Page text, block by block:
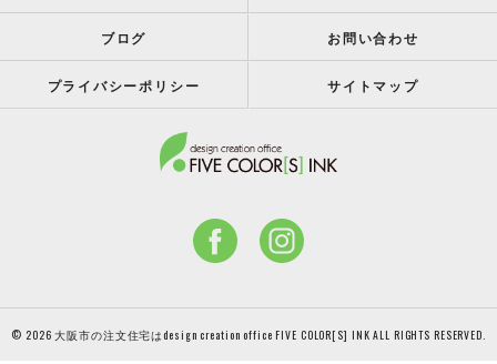
ブログ お問い合わせ
プライバシーポリシー サイトマップ
© 2026 大阪市の注文住宅はdesign creation office FIVE COLOR[S] INK ALL RIGHTS RESERVED.